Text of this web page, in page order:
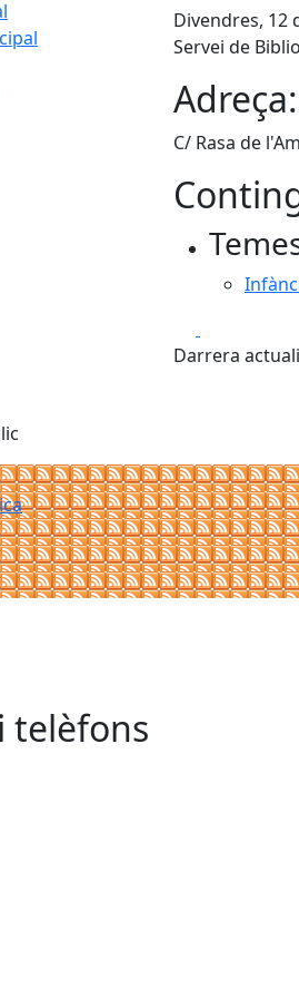
Divendres, 12
Servei de
Adreça:
C/ Rasa de
Darrera
telèfons